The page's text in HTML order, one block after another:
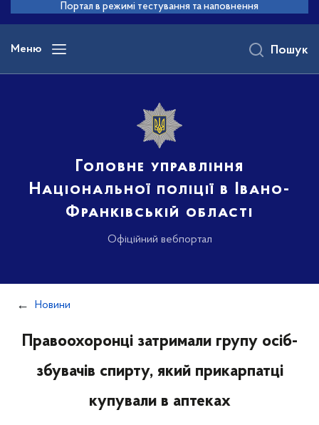
основного
вмісту
Портал в режимі тестування та наповнення
Меню
Головне управління
Національної поліції в Івано-
Франківській області
Офіційний вебпортал
Пошук
Новини
Правоохоронці затримали групу осіб-
збувачів спирту, який прикарпатці
купували в аптеках